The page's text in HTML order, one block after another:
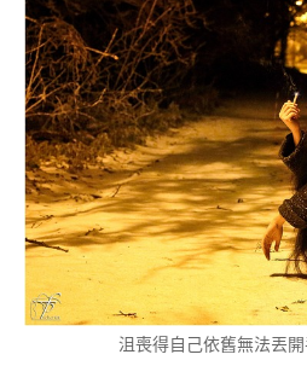
沮喪得自己依舊無法丟